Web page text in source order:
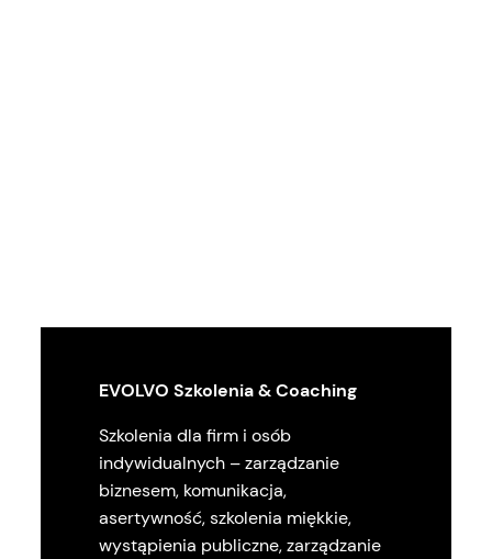
EVOLVO Szkolenia & Coaching
Szkolenia dla firm i osób
indywidualnych – zarządzanie
biznesem, komunikacja,
asertywność, szkolenia miękkie,
wystąpienia publiczne, zarządzanie